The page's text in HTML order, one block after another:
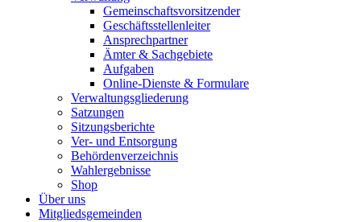
Gemeinschaftsvorsitzender
Geschäftsstellenleiter
Ansprechpartner
Ämter & Sachgebiete
Aufgaben
Online-Dienste & Formulare
Verwaltungsgliederung
Satzungen
Sitzungsberichte
Ver- und Entsorgung
Behördenverzeichnis
Wahlergebnisse
Shop
Über uns
Mitgliedsgemeinden